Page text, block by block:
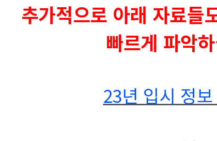
추가적으로 아래 자료들
빠르게 파악
23년 입시 정